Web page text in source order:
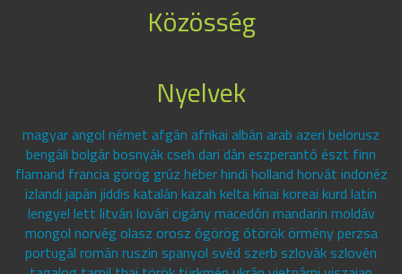
Közösség
Nyelvek
magyar angol német afgán afrikai albán arab azeri belorusz
bengáli bolgár bosnyák cseh dari dán eszperantó észt finn
flamand francia görög grúz héber hindi holland horvát indonéz
izlandi japán jiddis katalán kazah kelta kínai koreai kurd latin
lengyel lett litván lovári cigány macedón mandarin moldáv
mongol norvég olasz orosz ógörög ótörök örmény perzsa
portugál román ruszin spanyol svéd szerb szlovák szlovén